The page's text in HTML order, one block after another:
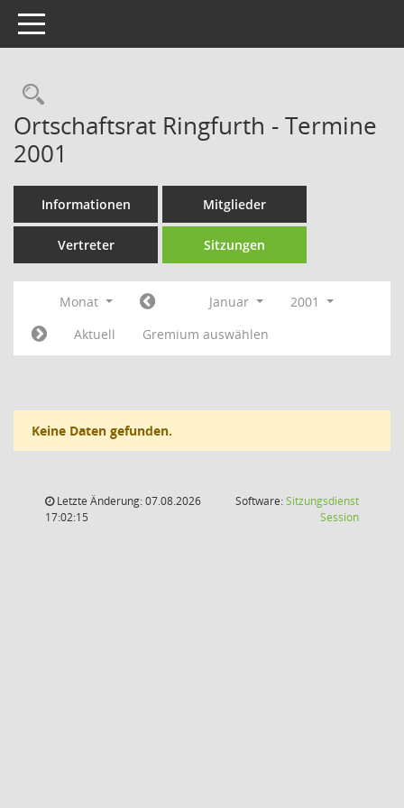
Toggle navigation
Rechercheauswahl
Ortschaftsrat Ringfurth - Termine
2001
Informationen Mitglieder
Vertreter Sitzungen
Monat Januar
2001
Aktuell
Gremium auswählen
Keine Daten gefunden.
Letzte Änderung: 07.08.2026
17:02:15
Software:Sitzungsdienst
Session(Wird in